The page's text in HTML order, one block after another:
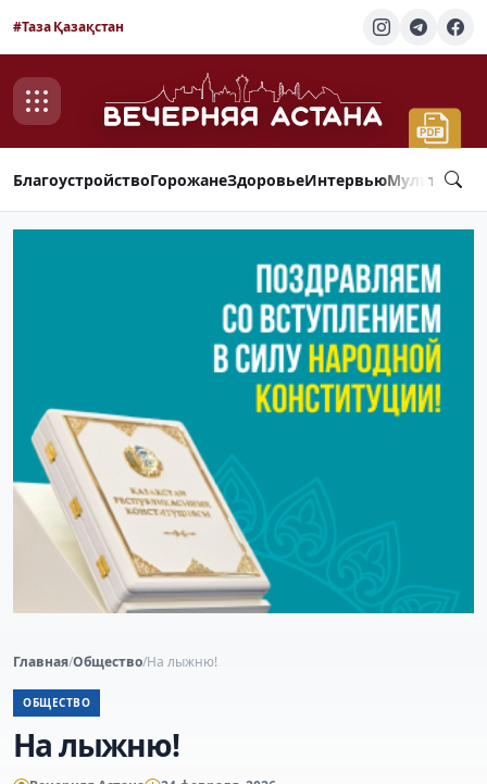
#Таза Қазақстан
БлагоустройствоГорожанеЗдоровьеИнтервью
Главная/Общество/На лыжню!
ОБЩЕСТВО
На лыжню!